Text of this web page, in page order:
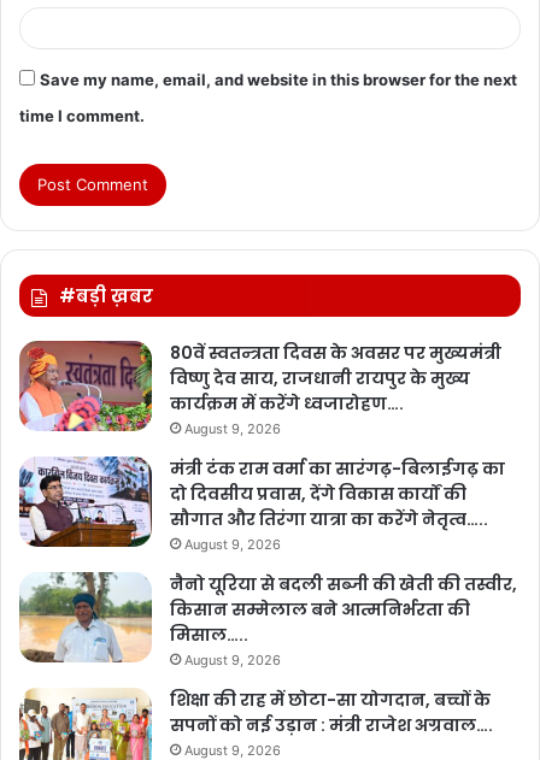
Save my name, email, and website in this browser for the next
time I comment.
#बड़ी ख़बर
80वें स्वतन्त्रता दिवस के अवसर पर मुख्यमंत्री
विष्णु देव साय, राजधानी रायपुर के मुख्य
कार्यक्रम में करेंगे ध्वजारोहण….
August 9, 2026
मंत्री टंक राम वर्मा का सारंगढ़-बिलाईगढ़ का
दो दिवसीय प्रवास, देंगे विकास कार्यों की
सौगात और तिरंगा यात्रा का करेंगे नेतृत्व…..
August 9, 2026
नैनो यूरिया से बदली सब्जी की खेती की तस्वीर,
किसान सम्मेलाल बने आत्मनिर्भरता की
मिसाल…..
August 9, 2026
शिक्षा की राह में छोटा-सा योगदान, बच्चों के
सपनों को नई उड़ान : मंत्री राजेश अग्रवाल….
August 9, 2026